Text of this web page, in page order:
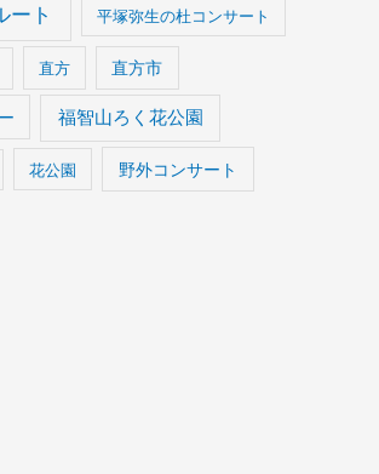
ート 平塚弥生の杜コンサート
直方 直方市
福智山ろく花公園
花公園 野外コンサート